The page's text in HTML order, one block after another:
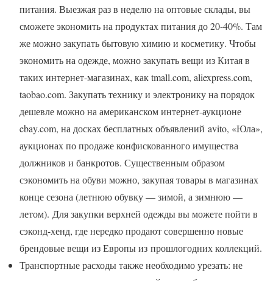
питания. Выезжая раз в неделю на оптовые склады, вы
сможете экономить на продуктах питания до 20-40%. Там
же можно закупать бытовую химию и косметику. Чтобы
экономить на одежде, можно закупать вещи из Китая в
таких интернет-магазинах, как tmall.com, aliexpress.com,
taobao.com. Закупать технику и электронику на порядок
дешевле можно на американском интернет-аукционе
ebay.com, на досках бесплатных объявлений avito, «Юла»,
аукционах по продаже конфискованного имущества
должников и банкротов. Существенным образом
сэкономить на обуви можно, закупая товары в магазинах
конце сезона (летнюю обувку — зимой, а зимнюю —
летом). Для закупки верхней одежды вы можете пойти в
сэконд-хенд, где нередко продают совершенно новые
брендовые вещи из Европы из прошлогодних коллекций.
Транспортные расходы также необходимо урезать: не